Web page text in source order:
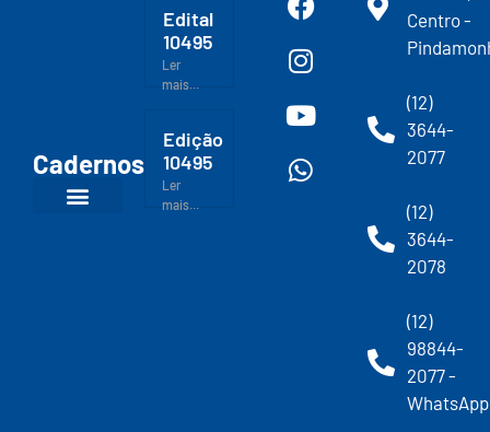
Cadernos
Edital
10495
Ler
mais...
Edição
10495
Ler
mais...
Centro -
(12)
3644-
2077
(12)
3644-
2078
(12)
98844-
2077 -
WhatsApp